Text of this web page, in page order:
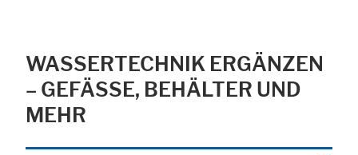
WASSERTECHNIK ERGÄNZEN
– GEFÄSSE, BEHÄLTER UND M
EHR